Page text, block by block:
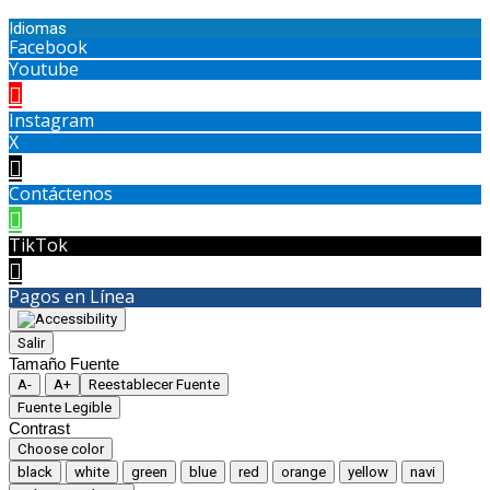
Idiomas
Facebook
Youtube
Instagram
X
Contáctenos
TikTok
Pagos en Línea
Salir
Tamaño Fuente
A- A+
Reestablecer Fuente
Fuente Legible
Contrast
Choose color
black
white green blue red orange yellow
navi